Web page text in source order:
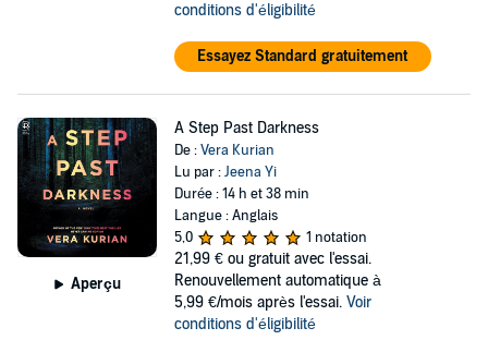
conditions d'éligibilité
Essayez Standard gratuitement
Aperçu
A Step Past Darkness
De :Vera Kurian
Lu par :Jeena Yi
Durée : 14 h et 38 min
Langue : Anglais
5,0
1 notation
21,99 € ou gratuit avec l'essai.
Renouvellement automatique à
5,99 €/mois après l'essai. Voir
conditions d'éligibilité